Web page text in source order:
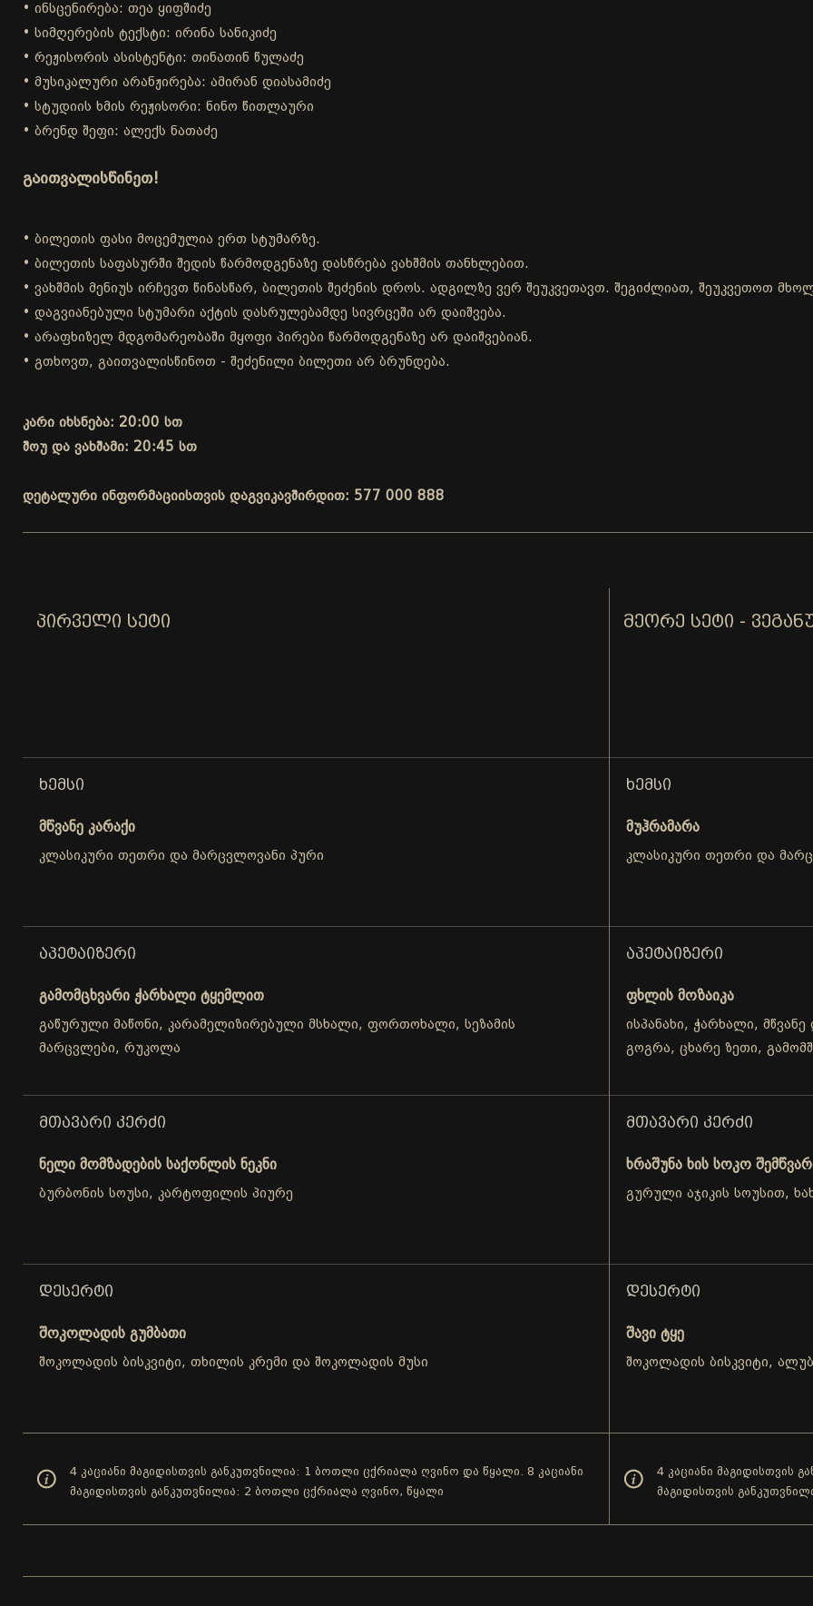
• ინსცენირება: თეა ყიფშიძე
• სიმღერების ტექსტი: ირინა სანიკიძე
• რეჟისორის ასისტენტი: თინათინ წულაძე
• მუსიკალური არანჟირება: ამირან დიასამიძე
• სტუდიის ხმის რეჟისორი: ნინო წითლაური
• ბრენდ შეფი: ალექს ნათაძე
გაითვალისწინეთ!
• ბილეთის ფასი მოცემულია ერთ სტუმარზე.
• ბილეთის საფასურში შედის წარმოდგენაზე დასწრება ვახშმის თანხლებით.
• ვახშმის მენიუს ირჩევთ წინასწარ, ბილეთის შეძენის დროს. ადგილზე ვერ შეუკვეთავთ. შეგიძლიათ, შეუკვეთოთ
• დაგვიანებული სტუმარი აქტის დასრულებამდე სივრცეში არ დაიშვება.
• არაფხიზელ მდგომარეობაში მყოფი პირები წარმოდგენაზე არ დაიშვებიან.
• გთხოვთ, გაითვალისწინოთ - შეძენილი ბილეთი არ ბრუნდება.
კარი იხსნება: 20:00 სთ
შოუ და ვახშამი: 20:45 სთ
დეტალური ინფორმაციისთვის დაგვიკავშირდით: 577 000 888
ᲞᲘᲠᲕᲔᲚᲘ ᲡᲔᲢᲘ
ᲮᲔᲛᲡᲘ
მწვანე კარაქი
კლასიკური თეთრი და მარცვლოვანი პური
ᲐᲞᲔᲢᲐᲘᲖᲔᲠᲘ
გამომცხვარი ჭარხალი ტყემლით
გაწურული მაწონი, კარამელიზირებული მსხალი, ფორთოხალი, სეზამის
მარცვლები, რუკოლა
ᲛᲗᲐᲕᲐᲠᲘ ᲙᲔᲠᲫᲘ
ნელი მომზადების საქონლის ნეკნი
ბურბონის სოუსი, კარტოფილის პიურე
ᲓᲔᲡᲔᲠᲢᲘ
შოკოლადის გუმბათი
შოკოლადის ბისკვიტი, თხილის კრემი და შოკოლადის მუსი
4 კაციანი მაგიდისთვის განკუთვნილია: 1 ბოთლი ცქრიალა ღვინო და წყალი. 8 კაციანი
მაგიდისთვის განკუთვნილია: 2 ბოთლი ცქრიალა ღვინო, წყალი
ᲛᲔᲝᲠᲔ ᲡᲔᲢᲘ -
ᲮᲔᲛᲡᲘ
მუჰრამარა
კლასიკური თეთრი და
ᲐᲞᲔᲢᲐᲘᲖᲔᲠᲘ
ფხლის მოზაიკა
ისპანახი, ჭარხალი,
გოგრა, ცხარე ზეთი,
ᲛᲗᲐᲕᲐᲠᲘ ᲙᲔᲠᲫᲘ
ხრაშუნა ხის სოკო
გურული აჯიკის სოუსით,
ᲓᲔᲡᲔᲠᲢᲘ
შავი ტყე
შოკოლადის ბისკვიტი,
4 კაციანი მაგიდისთვის
მაგიდისთვის